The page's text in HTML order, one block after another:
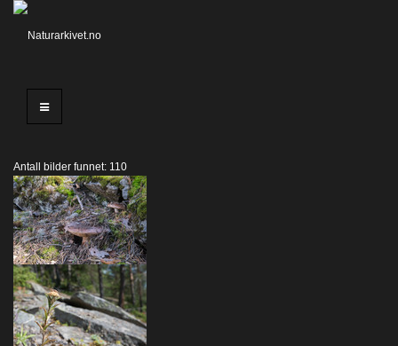
Antall bilder funnet: 110